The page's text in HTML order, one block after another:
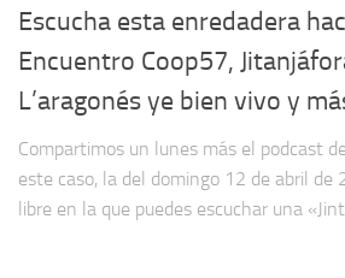
Escucha esta enredadera
Encuentro Coop57,
L’aragonés ye bien vivo y
Compartimos un lunes más el podcast
este caso, la del domingo 12 de abril de
libre en la que puedes escuchar una